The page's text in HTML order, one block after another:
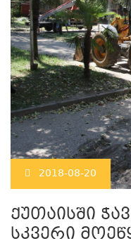
2018-08-20
ქუთაისში
სკვერი